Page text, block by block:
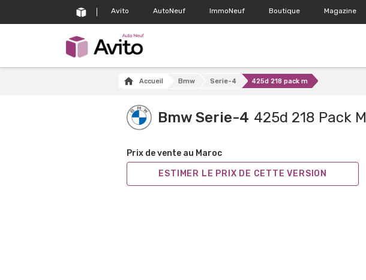
Avito AutoNeuf ImmoNeuf Boutique Magazine
Accueil Bmw Serie-4 425d 218 pack m
Bmw Serie-4 425d 218 Pack M
Prix de vente au Maroc
ESTIMER LE PRIX DE CETTE VERSION